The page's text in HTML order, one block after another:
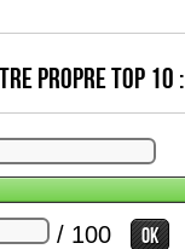
propre top 10 :
/ 100